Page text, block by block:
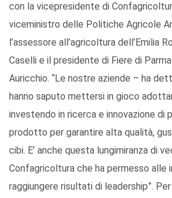
con la vicepresidente di
viceministro delle Politiche Agricole
l’assessore all’agricoltura dell’Emilia
Caselli e il presidente di Fiere di
Auricchio. “Le nostre aziende – ha
hanno saputo mettersi in gioco
investendo in ricerca e innovazione di
prodotto per garantire alta qualità,
cibi. E’ anche questa lungimiranza di
Confagricoltura che ha permesso alle
raggiungere risultati di leadership”.